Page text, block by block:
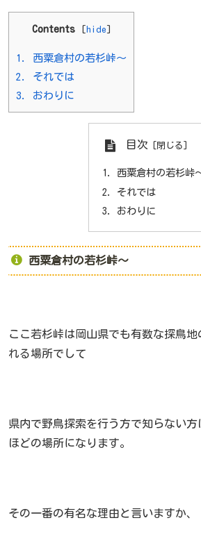
Contents [ hide ]
1.
西粟倉村の若杉峠～
2.
それでは
3.
おわりに
目次
西粟倉村の若杉峠
それでは
おわりに
西粟倉村の若杉峠～
ここ若杉峠は岡山県でも有数な探鳥
れる場所でして
県内で野鳥探索を行う方で知らない方
ほどの場所になります。
その一番の有名な理由と言いますか、